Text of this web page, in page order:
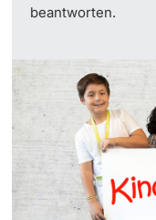
beantworten.